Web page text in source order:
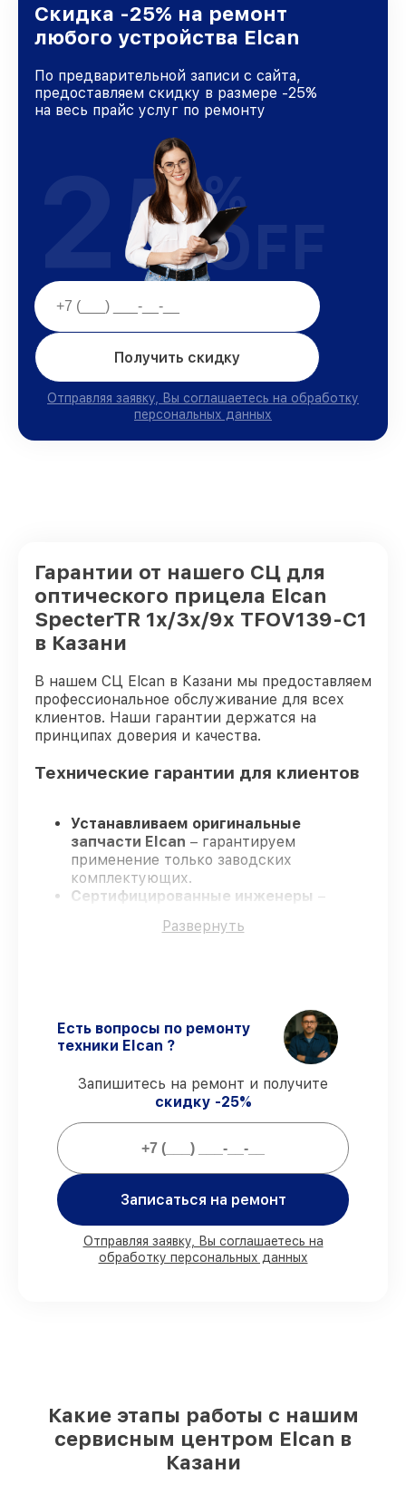
Скидка -25% на ремонт
любого устройства Elcan
По предварительной записи с сайта,
предоставляем скидку в размере -25%
на весь прайс услуг по ремонту
Получить скидку
Отправляя заявку, Вы соглашаетесь на обработку
персональных данных
25%
OFF
Гарантии от нашего СЦ для
оптического прицела Elcan
SpecterTR 1x/3x/9x TFOV139-C1
в Казани
В нашем СЦ Elcan в Казани мы предоставляем
профессиональное обслуживание для всех
клиентов. Наши гарантии держатся на
принципах доверия и качества.
Технические гарантии для клиентов
Устанавливаем оригинальные
запчасти Elcan – гарантируем
применение только заводских
комплектующих.
Сертифицированные инженеры –
подтверждает уровень их
оговоренные сроки.
Поддержка после ремонта – все все
виды ремонта защищены гарантийной
поддержкой до 3 лет.
Мы гарантируем:
80%
присутствии
деталей Elcan имеются на складе в
Казани, остальные доставляются быстро
Фирменные детали Elcan и
Развернуть
Есть вопросы по ремонту
техники Elcan ?
Запишитесь на ремонт и получите
скидку -25%
Записаться на ремонт
Отправляя заявку, Вы соглашаетесь на
обработку персональных данных
Какие этапы работы с нашим
сервисным центром Elcan в
Казани